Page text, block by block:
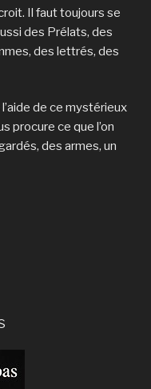
Il faut toujours se
des Prélats, des
des lettrés, des
l’aide de ce mystérieux
procure ce que l’on
des armes, un